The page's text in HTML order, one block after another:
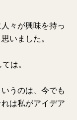
々が興味を持っ
いました。
は。
うのは、今でも
は私がアイデア